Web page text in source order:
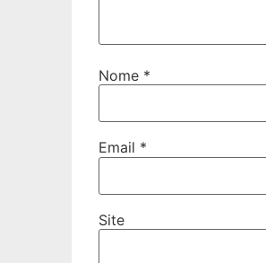
Nome *
Email *
Site